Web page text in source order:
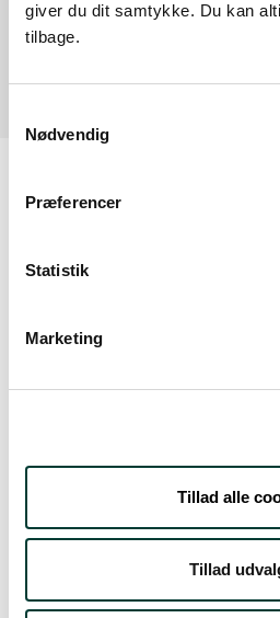
giver du dit samtykke. Du kan
tilbage.
Nødvendig
Præferencer
Statistik
Marketing
Tillad alle
Tillad
Historisk center
Søn. 9.aug.
25°11°